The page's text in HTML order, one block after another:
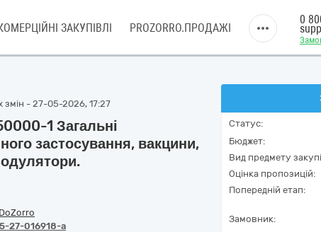
ЗАКУПІВЛІ PROZORRO.ПРОДАЖІ
0
змін - 27-05-2026, 17:27
1 Загальні
застосування, вакцини,
27-016918-a
Статус:
Бюджет:
Вид предмету
Оцінка пропозицій:
Попередній етап:
Замовник: